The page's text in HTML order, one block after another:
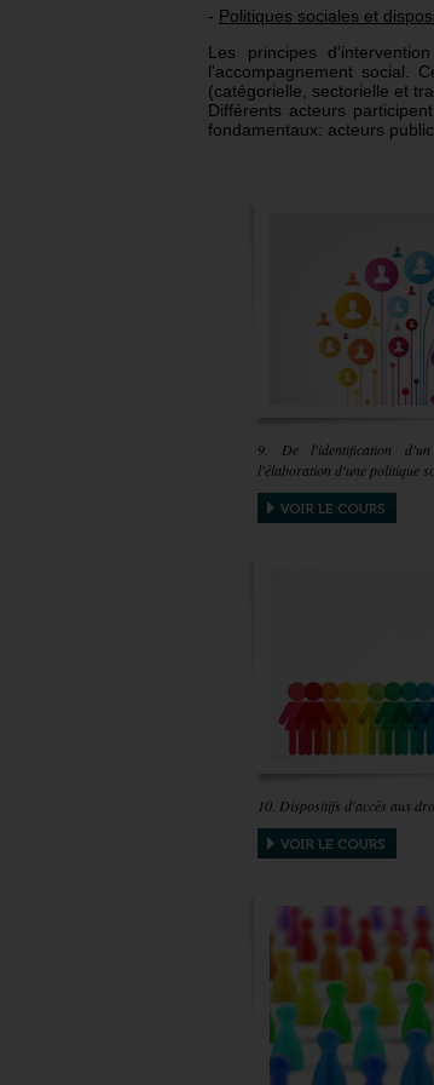
- Politiques sociales et
Les principes
l'accompagnement social.
(catégorielle, sectorielle et
Différents acteurs
fondamentaux: acteurs
9. De l'identification
l'élaboration d'une politique
10. Dispositifs d'accès aux